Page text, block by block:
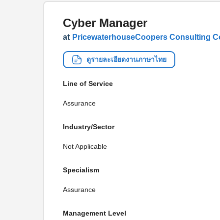
Cyber Manager
at PricewaterhouseCoopers Consulting
ดูรายละเอียดงานภาษาไทย
Line of Service
Assurance
Industry/Sector
Not Applicable
Specialism
Assurance
Management Level